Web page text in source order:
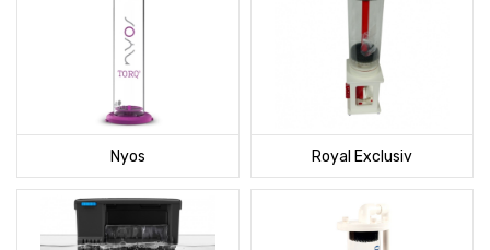
Nyos Royal Exclusiv